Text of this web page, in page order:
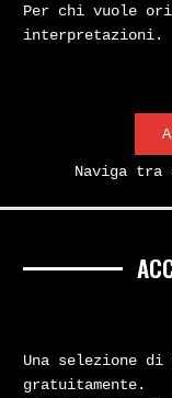
Per chi vuole
interpretazioni.
Naviga
Una selezione
gratuitamente.